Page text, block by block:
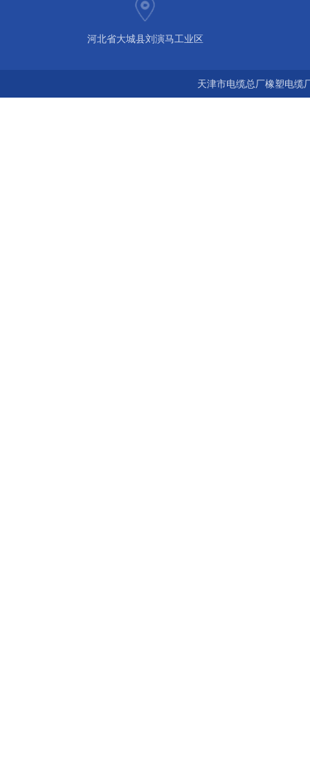
河北省大城县刘演马工业区
天津市电缆总厂橡塑电